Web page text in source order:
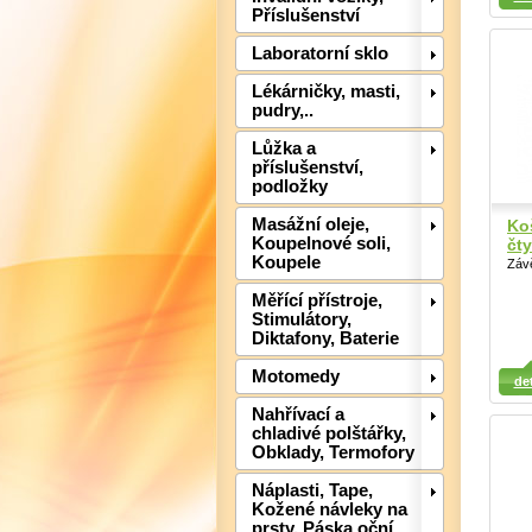
Příslušenství
Laboratorní sklo
Lékárničky, masti,
pudry,..
Lůžka a
příslušenství,
podložky
Masážní oleje,
Koupelnové soli,
Koupele
Měřící přístroje,
Stimulátory,
Diktafony, Baterie
Motomedy
Nahřívací a
chladivé polštářky,
Obklady, Termofory
Náplasti, Tape,
Kožené návleky na